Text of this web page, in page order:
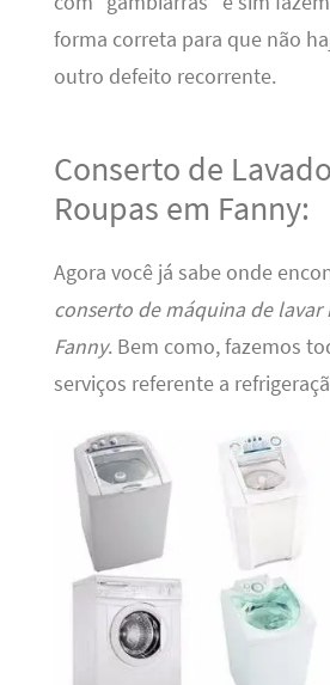
forma correta para que não
outro defeito recorrente.
Conserto de
Roupas em Fanny:
Agora você já sabe onde
conserto de máquina de lavar
Fanny. Bem como, fazemos
serviços referente a